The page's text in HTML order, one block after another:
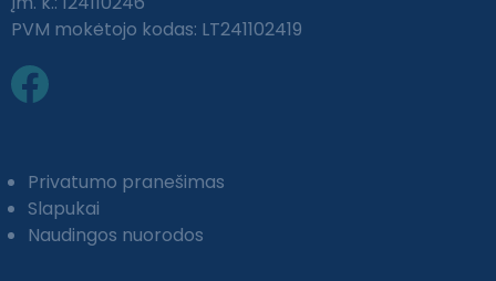
PVM mokėtojo kodas: LT241102419
Privatumo pranešimas
Slapukai
Naudingos nuorodos